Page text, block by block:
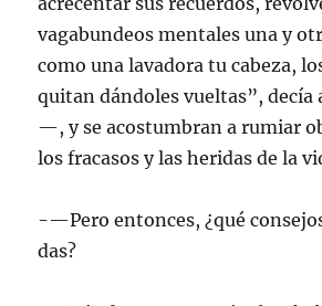
vagabundeos mentales una y
como una lavadora tu cabeza,
quitan dándoles vueltas”, decía
—, y se acostumbran a rumiar
los fracasos y las heridas de la
-—Pero entonces, ¿qué
das?